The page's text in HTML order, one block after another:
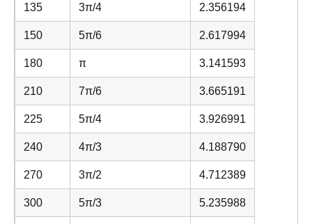
135 3π/4 2.356194
150 5π/6 2.617994
180 π 3.141593
210 7π/6 3.665191
225 5π/4 3.926991
240 4π/3 4.188790
270 3π/2 4.712389
300 5π/3 5.235988